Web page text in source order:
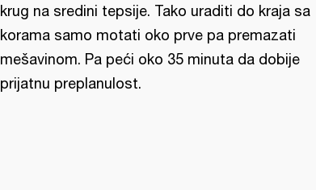
krug na sredini tepsije. Tako uraditi do kraja sa
korama samo motati oko prve pa premazati
mešavinom. Pa peći oko 35 minuta da dobije
prijatnu preplanulost.